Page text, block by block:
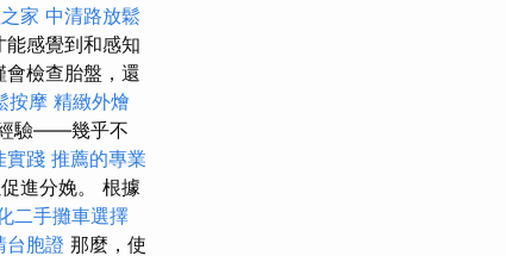
家 中清路放鬆
能感覺到和感知
檢查胎盤，還
按摩 精緻外燴
驗——幾乎不
實踐 推薦的專業
進分娩。 根據
二手攤車選擇
台胞證 那麼，使